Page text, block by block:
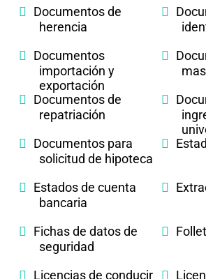
Documentos de
herencia
Documentos
importación y
exportación
Documentos de
repatriación
Documentos para
solicitud de hipoteca
Estados de cuenta
bancaria
Fichas de datos de
seguridad
Licencias de conducir